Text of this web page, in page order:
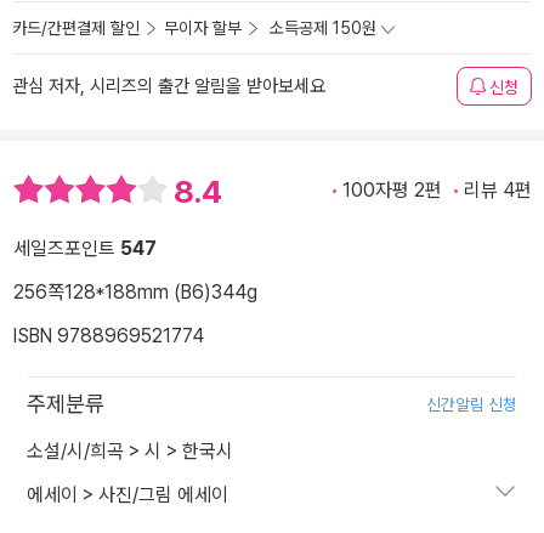
카드/간편결제 할인 무이자 할부 소득공제 150원
관심 저자, 시리즈의 출간 알림을 받아보세요 신청
8.4 100자평 2편 리뷰 4편
세일즈포인트 547
256쪽128*188mm (B6)344g
ISBN 9788969521774
주제분류 신간알림 신청
소설/시/희곡 > 시 > 한국시
에세이 > 사진/그림 에세이